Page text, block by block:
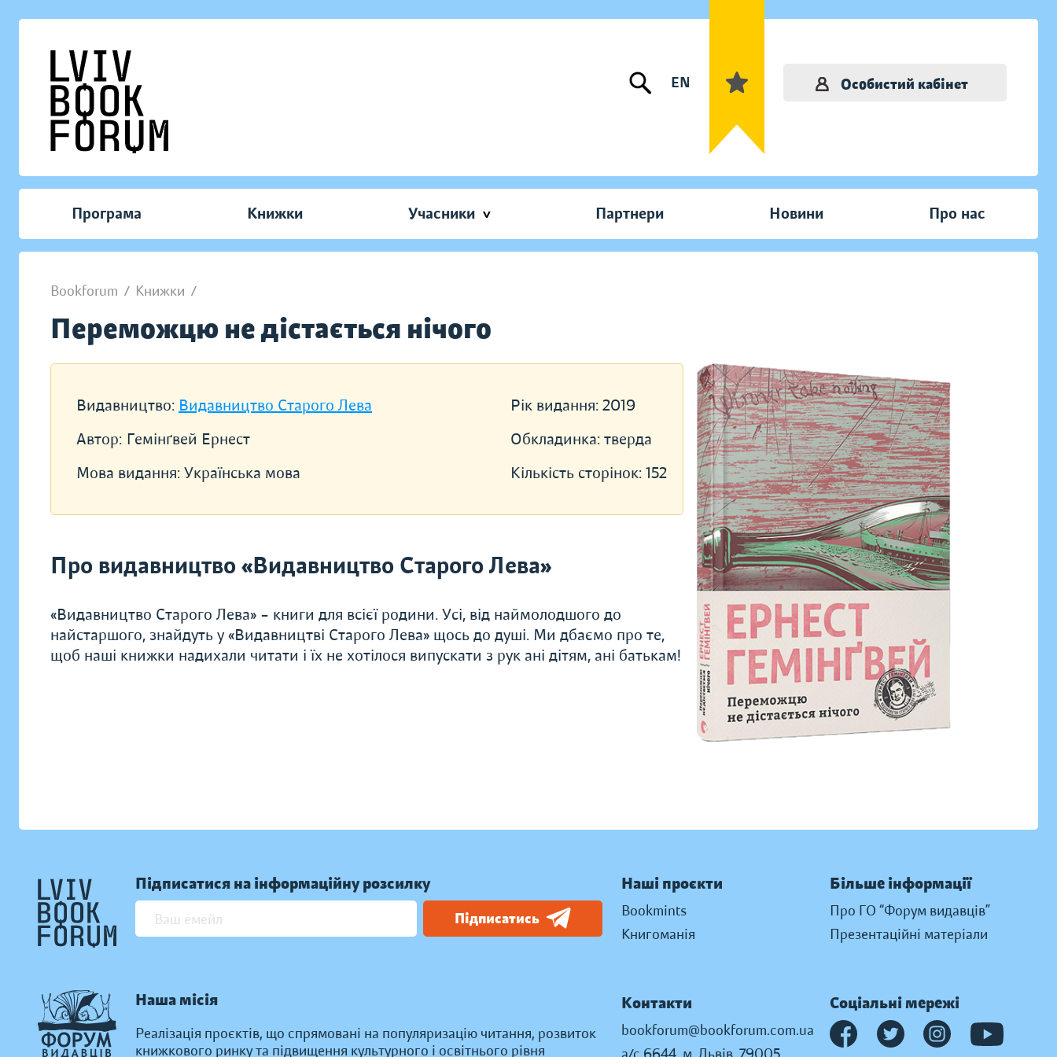
EN Особистий кабінет
Програма Книжки Учасники Партнери Новини Про нас
Bookforum / Книжки /
Переможцю не дістається нічого
Видавництво: Видавництво Старого Лева
Автор: Гемінґвей Ернест
Мова видання: Українська мова
Рік видання: 2019
Обкладинка: тверда
Кількість сторінок: 152
Про видавництво «Видавництво Старого Лева»
«Видавництво Старого Лева» – книги для всієї родини. Усі, від наймолодшого до
найстаршого, знайдуть у «Видавництві Старого Лева» щось до душі. Ми дбаємо про те,
щоб наші книжки надихали читати і їх не хотілося випускати з рук ані дітям, ані батькам!
Підписатися на інформаційну розсилку
Підписатись
Наша місія
Реалізація проєктів, що спрямовані на популяризацію читання, розвиток
книжкового ринку та підвищення культурного і освітнього рівня
Наші проєкти
Bookmints
Книгоманія
Більше інформації
Про ГО “Форум видавців”
Презентаційні матеріали
Контакти
bookforum@bookforum.com.ua
Соціальні мережі